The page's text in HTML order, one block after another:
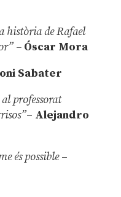
història de Rafael
–Óscar Mora
Sabater
professorat
– Alejandro
és possible –